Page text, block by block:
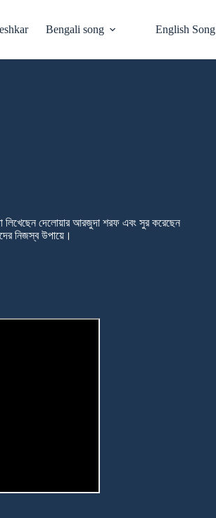
Bengali song English Song
লিখেছেন দেলোয়ার আরজুদা শরফ এবং সুর করেছেন
নিজস্ব উপায়ে।